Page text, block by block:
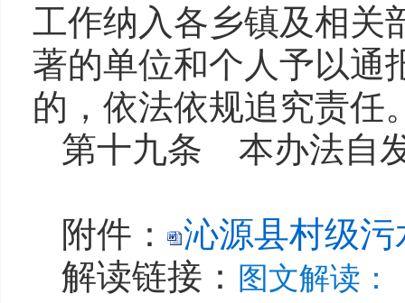
工作纳入各乡镇及相关
著的单位和个人予以通
的，依法依规追究责任
第十九条 本办法自
附件：
沁源县村级
解读链接： 图文解读：